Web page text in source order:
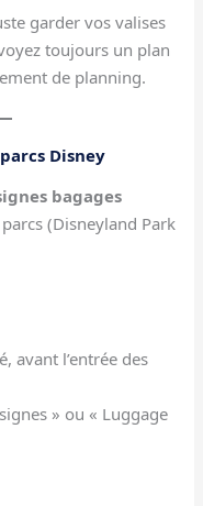
garder vos valises
toujours un plan
de planning.
Disney
bagages
parcs (Disneyland Park
avant l’entrée des
» ou « Luggage